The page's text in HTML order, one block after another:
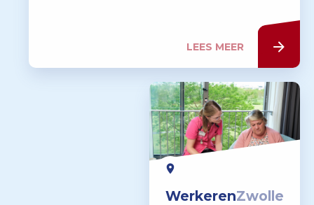
LEES MEER
WerkerenZwolle